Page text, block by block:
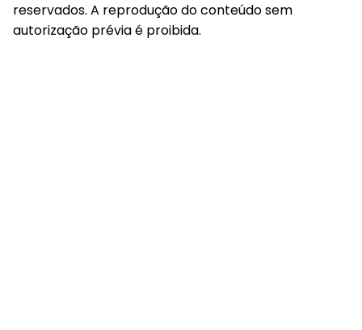
reservados. A reprodução do conteúdo sem
autorização prévia é proibida.